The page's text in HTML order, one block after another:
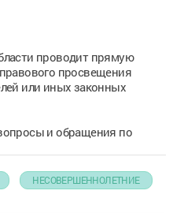
проводит прямую
просвещения
или иных законных
и обращения по
НЕСОВЕРШЕННОЛЕТНИЕ